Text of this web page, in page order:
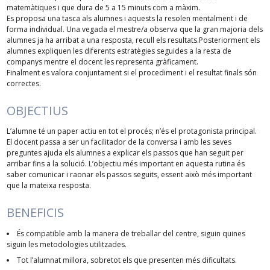
matemàtiques i que dura de 5 a 15 minuts com a màxim.
Es proposa una tasca als alumnes i aquests la resolen mentalment i de
forma individual. Una vegada el mestre/a observa que la gran majoria dels
alumnes ja ha arribat a una resposta, recull els resultats.Posteriorment els
alumnes expliquen les diferents estratègies seguides a la resta de
companys mentre el docent les representa gràficament.
Finalment es valora conjuntament si el procediment i el resultat finals són
correctes.
OBJECTIUS
L’alumne té un paper actiu en tot el procés; n’és el protagonista principal.
El docent passa a ser un facilitador de la conversa i amb les seves
preguntes ajuda els alumnes a explicar els passos que han seguit per
arribar fins a la solució. L’objectiu més important en aquesta rutina és
saber comunicar i raonar els passos seguits, essent això més important
que la mateixa resposta.
BENEFICIS
És compatible amb la manera de treballar del centre, siguin quines
siguin les metodologies utilitzades.
Tot l’alumnat millora, sobretot els que presenten més dificultats.